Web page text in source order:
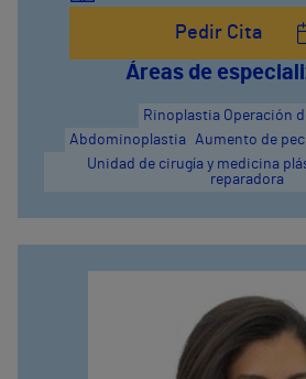
Pedir Cita
Áreas de
Unidad de cirugía y medicina
reparadora
Abdominoplastia Aumento de
Rinoplastia Operación